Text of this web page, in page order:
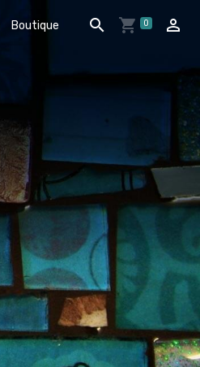
Boutique 0